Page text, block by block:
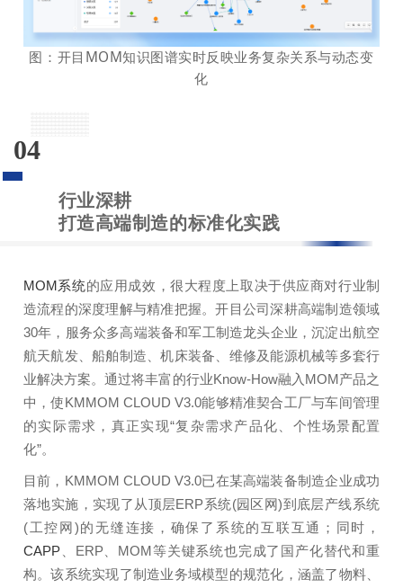
图：开目MOM知识图谱实时反映业务复杂关系与动态变
化
04
行业深耕
打造高端制造的标准化实践
MOM系统的应用成效，很大程度上取决于供应商对行业制
造流程的深度理解与精准把握。开目公司深耕高端制造领域
30年，服务众多高端装备和军工制造龙头企业，沉淀出航空
航天航发、船舶制造、机床装备、维修及能源机械等多套行
业解决方案。通过将丰富的行业Know-How融入MOM产品之
中，使KMMOM CLOUD V3.0能够精准契合工厂与车间管理
的实际需求，真正实现“复杂需求产品化、个性场景配置
化”。
目前，KMMOM CLOUD V3.0已在某高端装备制造企业成功
落地实施，实现了从顶层ERP系统(园区网)到底层产线系统
(工控网)的无缝连接，确保了系统的互联互通；同时，
CAPP、ERP、MOM等关键系统也完成了国产化替代和重
构。该系统实现了制造业务域模型的规范化，涵盖了物料、